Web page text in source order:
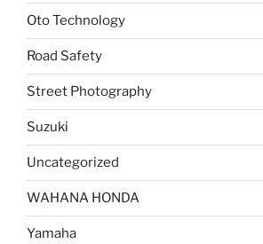
Oto Technology
Road Safety
Street Photography
Suzuki
Uncategorized
WAHANA HONDA
Yamaha